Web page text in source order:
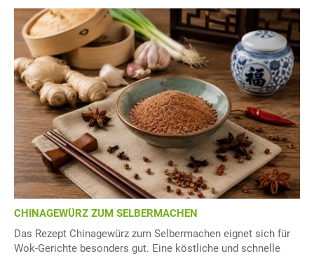
CHINAGEWÜRZ ZUM SELBERMACHEN
Das Rezept Chinagewürz zum Selbermachen eignet sich für
Wok-Gerichte besonders gut. Eine köstliche und schnelle